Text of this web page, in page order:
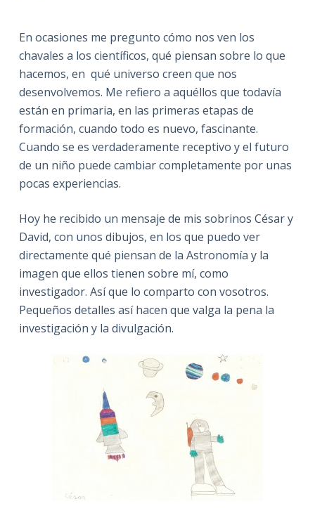
oEn ocasiones me pregunto cómo nos ven los
chavales a los científicos, qué piensan sobre lo que
hacemos, en qué universo creen que nos
desenvolvemos. Me refiero a aquéllos que todavía
están en primaria, en las primeras etapas de
formación, cuando todo es nuevo, fascinante.
Cuando se es verdaderamente receptivo y el futuro
de un niño puede cambiar completamente por unas
pocas experiencias.
Hoy he recibido un mensaje de mis sobrinos César y
David, con unos dibujos, en los que puedo ver
directamente qué piensan de la Astronomía y la
imagen que ellos tienen sobre mí, como
investigador. Así que lo comparto con vosotros.
Pequeños detalles así hacen que valga la pena la
investigación y la divulgación.